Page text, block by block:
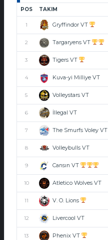
POS TAKIM
1 Gryffindor VT
2 Targaryens VT
3 Tigers VT
4 Kuva-yi Milliye VT
5 Volleystars VT
6 İllegal VT
7 The Smurfs Voley VT
8 Volleybulls VT
9 Cansın VT
10 Atletico Wolves VT
11 V. O. Lions
12 Livercool VT
13 Phenix VT